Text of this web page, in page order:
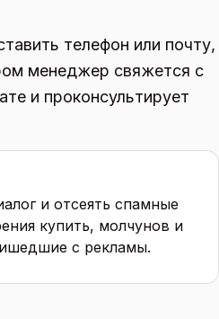
телефон или почту,
менеджер свяжется с
и проконсультирует
и отсеять спамные
купить, молчунов и
с рекламы.